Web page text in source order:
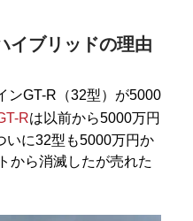
イブリッドの理由
GT-R（32型）が5000
Rは以前から5000万円
いに32型も5000万円か
から消滅したが売れた